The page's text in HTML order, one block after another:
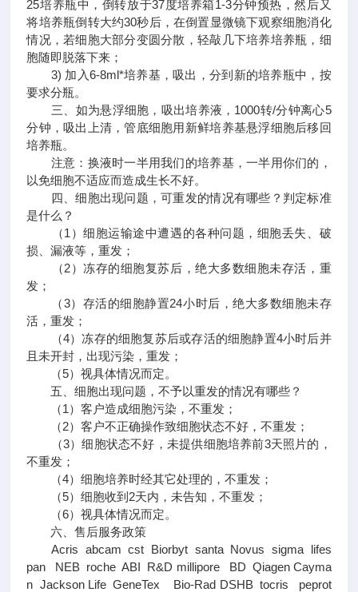
25培养瓶中，倒转放于37度培养箱1-3分钟预热，然后又
将培养瓶倒转大约30秒后，在倒置显微镜下观察细胞消化
情况，若细胞大部分变圆分散，轻敲几下培养培养瓶，细
胞随即脱落下来；
3) 加入6-8ml*培养基，吸出，分到新的培养瓶中，按
要求分瓶。
三、如为悬浮细胞，吸出培养液，1000转/分钟离心5
分钟，吸出上清，管底细胞用新鲜培养基悬浮细胞后移回
培养瓶。
注意：换液时一半用我们的培养基，一半用你们的，
以免细胞不适应而造成生长不好。
四、细胞出现问题，可重发的情况有哪些？判定标准
是什么？
（1）细胞运输途中遭遇的各种问题，细胞丢失、破
损、漏液等，重发；
（2）冻存的细胞复苏后，绝大多数细胞未存活，重
发；
（3）存活的细胞静置24小时后，绝大多数细胞未存
活，重发；
（4）冻存的细胞复苏后或存活的细胞静置4小时后并
且未开封，出现污染，重发；
（5）视具体情况而定。
五、细胞出现问题，不予以重发的情况有哪些？
（1）客户造成细胞污染，不重发；
（2）客户不正确操作致细胞状态不好，不重发；
（3）细胞状态不好，未提供细胞培养前3天照片的，
不重发；
（4）细胞培养时经其它处理的，不重发；
（5）细胞收到2天内，未告知，不重发；
（6）视具体情况而定。
六、售后服务政策
Acris abcam cst Biorbyt santa Novus sigma lifes
pan NEB roche ABI R&D millipore BD Qiagen Cayma
n Jackson Life GeneTex Bio-Rad DSHB tocris peprot